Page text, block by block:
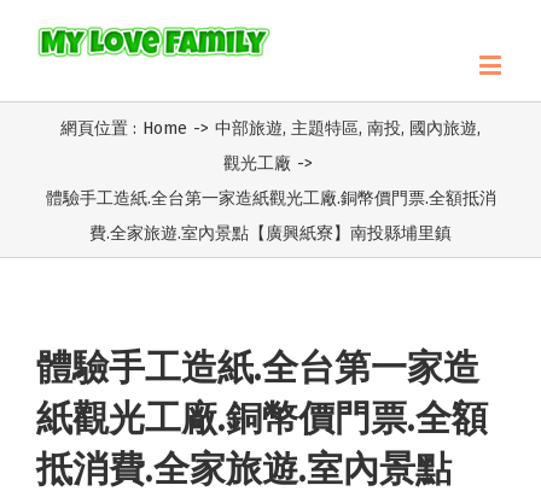
網頁位置 : Home -> 中部旅遊, 主題特區, 南投, 國內旅遊,
觀光工廠 ->
體驗手工造紙.全台第一家造紙觀光工廠.銅幣價門票.全額抵消
費.全家旅遊.室內景點【廣興紙寮】南投縣埔里鎮
體驗手工造紙.全台第一家造
紙觀光工廠.銅幣價門票.全額
抵消費.全家旅遊.室內景點